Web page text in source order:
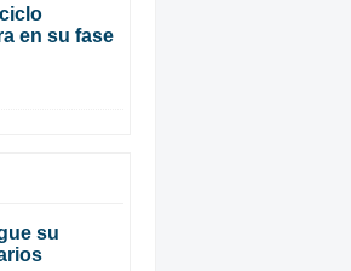
en su fase
su